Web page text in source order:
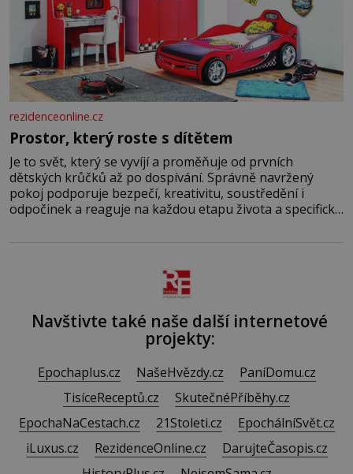
rezidenceonline.cz
Prostor, který roste s dítětem
Je to svět, který se vyvíjí a proměňuje od prvních
dětských krůčků až po dospívání. Správně navržený
pokoj podporuje bezpečí, kreativitu, soustředění i
odpočinek a reaguje na každou etapu života a specifické
Navštivte také naše další internetové
projekty:
Epochaplus.cz NašeHvězdy.cz
PaníDomu.cz
TisíceReceptů.cz
SkutečnéPříběhy.cz
EpochaNaCestach.cz
21Stoleti.cz
EpochálníSvět.cz
iLuxus.cz
RezidenceOnline.cz
DarujteČasopis.cz